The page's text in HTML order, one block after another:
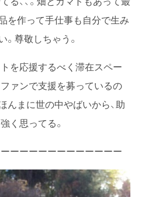
を作って手仕事も自分で生み
尊敬しちゃう。
を応援するべく滞在スペー
ァンで支援を募っているの
んまに世の中やばいから、助
く思ってる。
ーーーーーーーーーーーー